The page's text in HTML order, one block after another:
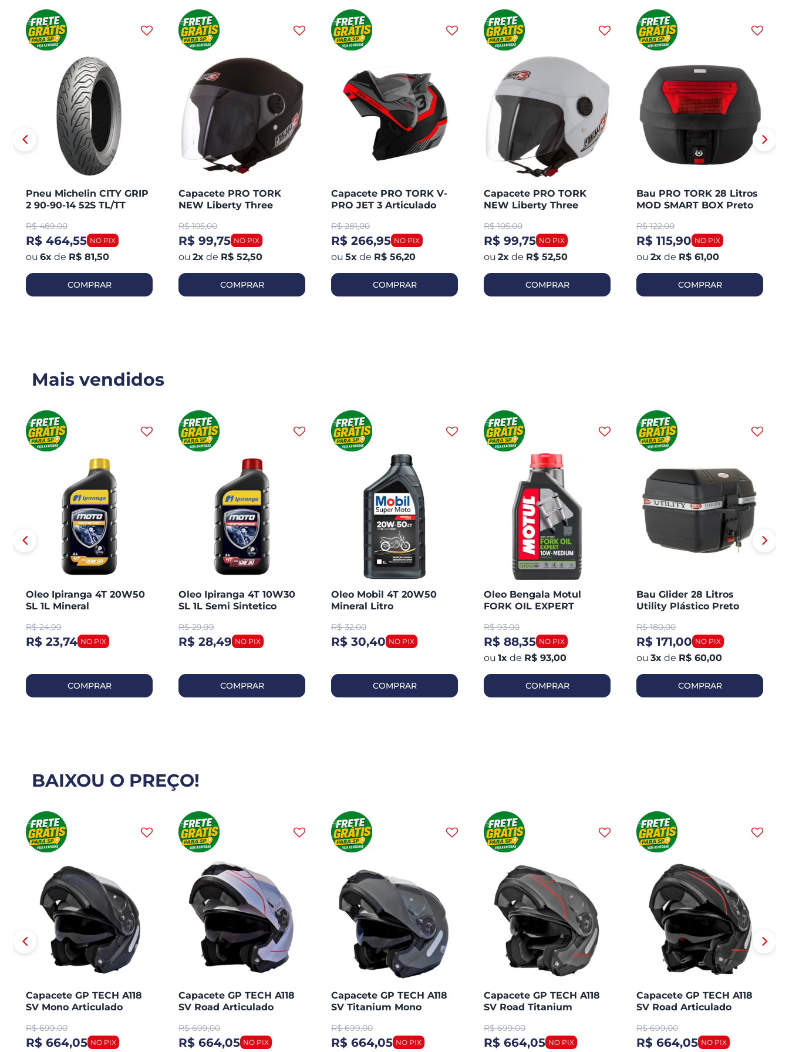
Pneu Michelin CITY GRIP
2 90-90-14 52S TL/TT
R$ 489,00
R$ 464,55
6x de R$ 81,50
COMPRAR
Capacete PRO TORK
NEW Liberty Three
R$ 105,00
R$ 99,75
2x de R$ 52,50
COMPRAR
Capacete PRO TORK V-
PRO JET 3 Articulado
R$ 281,00
R$ 266,95
5x de R$ 56,20
COMPRAR
Capacete PRO TORK
NEW Liberty Three
R$ 105,00
R$ 99,75
2x de R$ 52,50
COMPRAR
Bau PRO TORK 28 Litros
MOD SMART BOX Preto
R$ 122,00
R$ 115,90
2x de R$ 61,00
COMPRAR
Mais vendidos
Oleo Ipiranga 4T 20W50
SL 1L Mineral
R$ 24,99
R$ 23,74
COMPRAR
Oleo Ipiranga 4T 10W30
SL 1L Semi Sintetico
R$ 29,99
R$ 28,49
COMPRAR
Oleo Mobil 4T 20W50
Mineral Litro
R$ 32,00
R$ 30,40
COMPRAR
Oleo Bengala Motul
FORK OIL EXPERT
R$ 93,00
R$ 88,35
1x de R$ 93,00
COMPRAR
Bau Glider 28 Litros
Utility Plástico Preto
R$ 180,00
R$ 171,00
3x de R$ 60,00
COMPRAR
BAIXOU O PREÇO!
Capacete GP TECH A118
SV Mono Articulado
R$ 699,00
R$ 664,05
Capacete GP TECH A118
SV Road Articulado
R$ 699,00
R$ 664,05
Capacete GP TECH A118
SV Titanium Mono
Fosco
R$ 699,00
R$ 664,05
Capacete GP TECH A118
SV Road Titanium
Fosco
R$ 699,00
R$ 664,05
Capacete GP TECH A118
SV Road Articulado
R$ 699,00
R$ 664,05